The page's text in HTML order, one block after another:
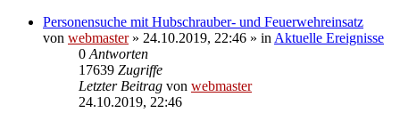
Personensuche mit Hubschrauber- und Feuerwehreinsatz
von webmaster» 24.10.2019, 22:46 » in Aktuelle Ereignisse
0 Antworten
17639 Zugriffe
Letzter Beitrag von webmaster
24.10.2019, 22:46